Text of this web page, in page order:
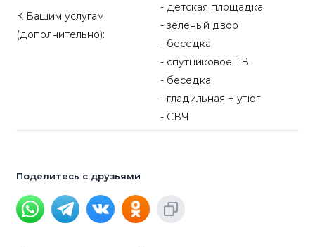
К Вашим услугам
(дополнительно):
- детская площадка
- зеленый двор
- беседка
- спутниковое ТВ
- беседка
- гладильная + утюг
- СВЧ
Поделитесь с друзьями